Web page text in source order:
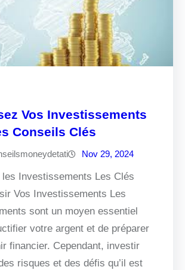
Vos Investissements
Conseils Clés
Nov 29, 2024
Investissements Les Clés
Vos Investissements Les
sont un moyen essentiel
votre argent et de préparer
financier. Cependant, investir
risques et des défis qu’il est